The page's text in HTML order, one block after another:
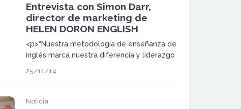
Entrevista con Simon Darr,
director de marketing de
HELEN DORON ENGLISH
<p>“Nuestra metodología de enseñanza de
inglés marca nuestra diferencia y liderazgo
25/11/14
Noticia